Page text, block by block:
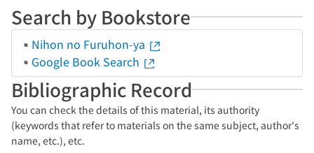
Search by Bookstore
Nihon no Furuhon-ya
Google Book Search
Bibliographic Record
You can check the details of this material, its authority
(keywords that refer to materials on the same subject, author's
name, etc.), etc.